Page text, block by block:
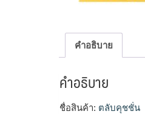
คำอธิบาย
คำอธิบาย
ชื่อสินค้า: ตลับคุชชั่น